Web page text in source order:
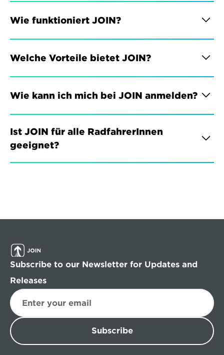
Wie funktioniert JOIN?
Welche Vorteile bietet JOIN?
Wie kann ich mich bei JOIN anmelden?
Ist JOIN für alle RadfahrerInnen
geeignet?
Subscribe to our Newsletter for Updates and
Releases
Subscribe